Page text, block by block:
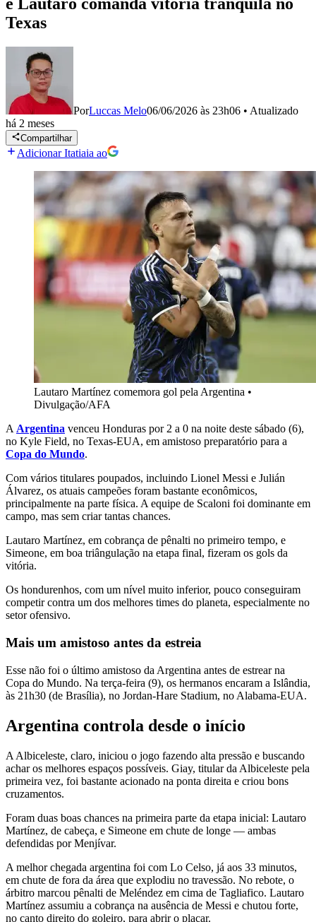
Texas
PorLuccas Melo06/06/2026 às 23h06 • Atualizado
há 2 meses
Compartilhar
Adicionar Itatiaia ao
Lautaro Martínez comemora gol pela Argentina •
Divulgação/AFA
A Argentina venceu Honduras por 2 a 0 na noite deste sábado (6),
no Kyle Field, no Texas-EUA, em amistoso preparatório para a
Copa do Mundo.
Com vários titulares poupados, incluindo Lionel Messi e Julián
Álvarez, os atuais campeões foram bastante econômicos,
principalmente na parte física. A equipe de Scaloni foi dominante em
campo, mas sem criar tantas chances.
Lautaro Martínez, em cobrança de pênalti no primeiro tempo, e
Simeone, em boa triângulação na etapa final, fizeram os gols da
vitória.
Os hondurenhos, com um nível muito inferior, pouco conseguiram
competir contra um dos melhores times do planeta, especialmente no
setor ofensivo.
Mais um amistoso antes da estreia
Esse não foi o último amistoso da Argentina antes de estrear na
Copa do Mundo. Na terça-feira (9), os hermanos encaram a Islândia,
às 21h30 (de Brasília), no Jordan-Hare Stadium, no Alabama-EUA.
Argentina controla desde o início
A Albiceleste, claro, iniciou o jogo fazendo alta pressão e buscando
achar os melhores espaços possíveis. Giay, titular da Albiceleste pela
primeira vez, foi bastante acionado na ponta direita e criou bons
cruzamentos.
Foram duas boas chances na primeira parte da etapa inicial: Lautaro
Martínez, de cabeça, e Simeone em chute de longe — ambas
defendidas por Menjívar.
A melhor chegada argentina foi com Lo Celso, já aos 33 minutos,
em chute de fora da área que explodiu no travessão. No rebote, o
árbitro marcou pênalti de Meléndez em cima de Tagliafico. Lautaro
Martínez assumiu a cobrança na ausência de Messi e chutou forte,
no canto direito do goleiro, para abrir o placar.